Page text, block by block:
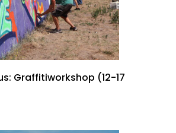
Graffitiworkshop (12-17